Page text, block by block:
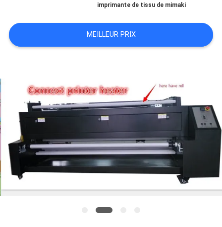
TOUS
COMPANY
NEWS
PLAN
DU
SITE
imprimante de tissu de mimaki
MEILLEUR PRIX